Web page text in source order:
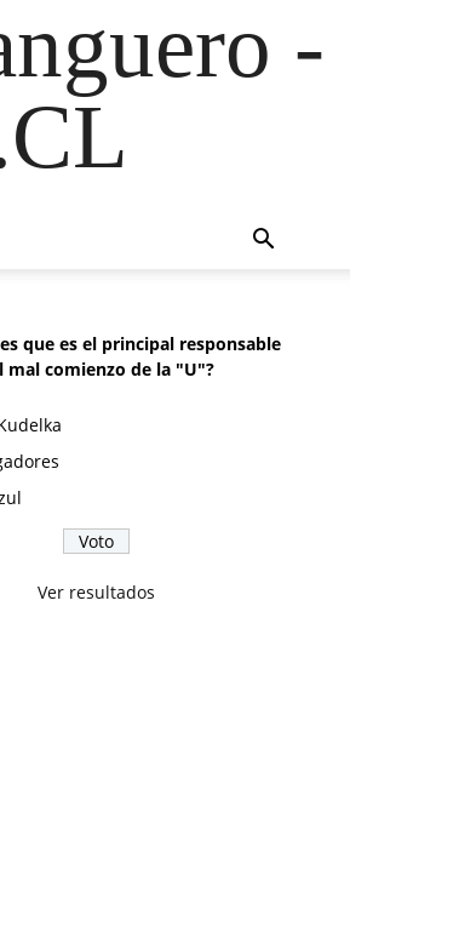
-
que es el principal responsable
mal comienzo de la "U"?
Ver resultados